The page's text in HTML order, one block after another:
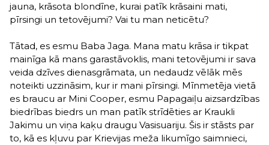
jauna, krāsota blondīne, kurai patīk krāsaini mati,
pīrsingi un tetovējumi? Vai tu man neticētu?
Tātad, es esmu Baba Jaga. Mana matu krāsa ir tikpat
mainīga kā mans garastāvoklis, mani tetovējumi ir sava
veida dzīves dienasgrāmata, un nedaudz vēlāk mēs
noteikti uzzināsim, kur ir mani pīrsingi. Mīnmetēja vietā
es braucu ar Mini Cooper, esmu Papagaiļu aizsardzības
biedrības biedrs un man patīk strīdēties ar Kraukli
Jakimu un viņa kaķu draugu Vasisuariju. Šis ir stāsts par
to, kā es kļuvu par Krievijas meža likumīgo saimnieci,